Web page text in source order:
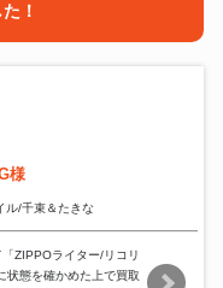
！
様
ル/千束＆たきな
ZIPPOライター/リコリ
状態を確かめた上で買取